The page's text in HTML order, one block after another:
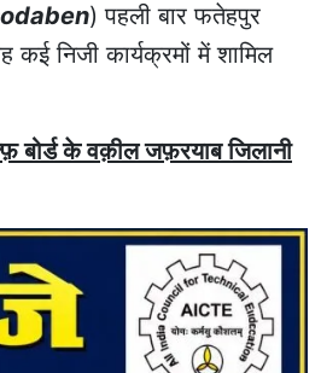
) पहली बार फतेहपुर
निजी कार्यक्रमों में शामिल
के वक़ील जफ़रयाब जिलानी